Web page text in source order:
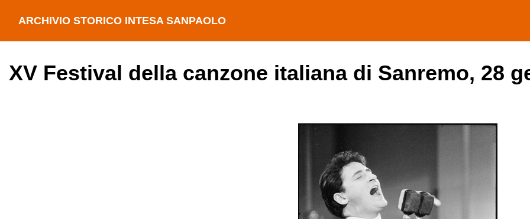
ARCHIVIO STORICO INTESA SANPAOLO
XV Festival della canzone italiana di Sanremo, 28